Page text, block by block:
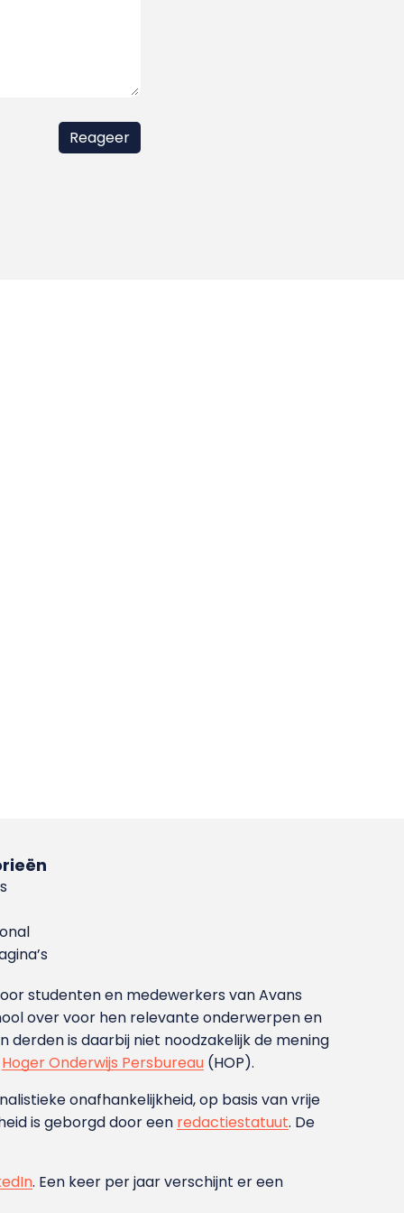
studenten en medewerkers van Avans
over voor hen relevante onderwerpen en
is daarbij niet noodzakelijk de mening
Hoger Onderwijs Persbureau (HOP).
onafhankelijkheid, op basis van vrije
is geborgd door een redactiestatuut. De
. Een keer per jaar verschijnt er een